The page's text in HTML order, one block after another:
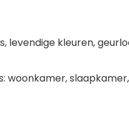
levendige kleuren,